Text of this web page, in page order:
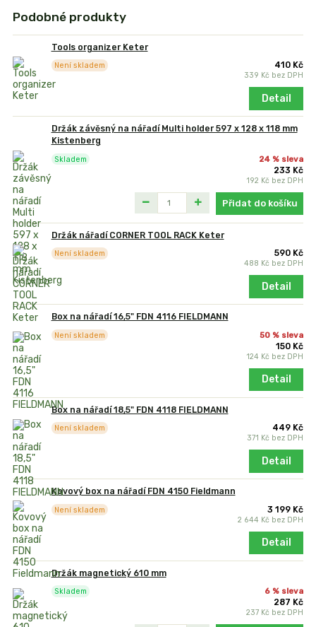
Podobné produkty
Tools organizer Keter
410 Kč
339 Kč bez DPH
Není skladem
Detail
Držák závěsný na nářadí Multi holder 597 x 128 x 118 mm
Kistenberg
24 % sleva
233 Kč
192 Kč bez DPH
Skladem
Přidat do košíku
Držák nářadí CORNER TOOL RACK Keter
590 Kč
488 Kč bez DPH
Není skladem
Detail
Box na nářadí 16,5" FDN 4116 FIELDMANN
50 % sleva
150 Kč
124 Kč bez DPH
Není skladem
Detail
Box na nářadí 18,5" FDN 4118 FIELDMANN
449 Kč
371 Kč bez DPH
Není skladem
Detail
Kovový box na nářadí FDN 4150 Fieldmann
3 199 Kč
2 644 Kč bez DPH
Není skladem
Detail
Držák magnetický 610 mm
6 % sleva
287 Kč
237 Kč bez DPH
Skladem